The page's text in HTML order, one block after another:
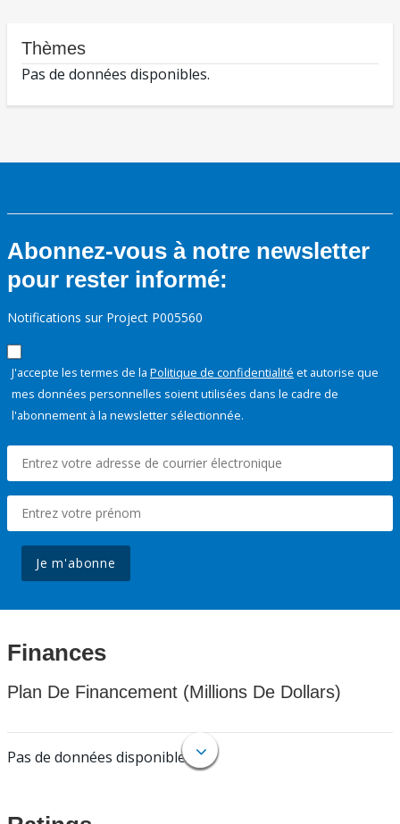
Thèmes
Pas de données disponibles.
Abonnez-vous à notre newsletter
pour rester informé:
Notifications sur Project P005560
J'accepte les termes de la Politique de confidentialité et autorise que
mes données personnelles soient utilisées dans le cadre de
l'abonnement à la newsletter sélectionnée.
Je m'abonne
Finances
Plan De Financement (Millions De Dollars)
Pas de données disponibles.